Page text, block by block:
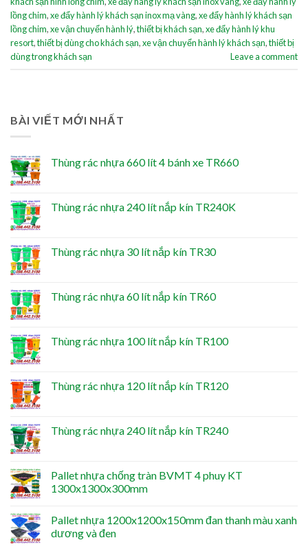
lồng chim,xe đẩy hành lý khách sạn inox mạ vàng,xe đẩy hành lý khách sạn
lồng chim,xe vận chuyển hành lý,thiết bị khách sạn,xe đẩy hành lý khu
resort,thiết bị dùng cho khách sạn,xe vận chuyển hành lý khách sạn,thiết bị
dùng trong khách sạn
Leave a comment
BÀI VIẾT MỚI NHẤT
Thùng rác nhựa 660 lít 4 bánh xe TR660
Thùng rác nhựa 240 lít nắp kín TR240K
Thùng rác nhựa 30 lít nắp kín TR30
Thùng rác nhựa 60 lít nắp kín TR60
Thùng rác nhựa 100 lít nắp kín TR100
Thùng rác nhựa 120 lít nắp kín TR120
Thùng rác nhựa 240 lít nắp kín TR240
Pallet nhựa chống tràn BVMT 4 phuy KT
1300x1300x300mm
Pallet nhựa 1200x1200x150mm đan thanh màu xanh
dương và đen